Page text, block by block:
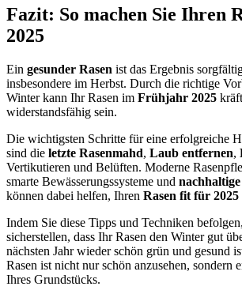
Fazit: So machen Sie Ihren
2025
Ein gesunder Rasen ist das Ergebnis
insbesondere im Herbst. Durch die richtige
Winter kann Ihr Rasen im Frühjahr 2025
widerstandsfähig sein.
Die wichtigsten Schritte für eine erfolgreiche
sind die letzte Rasenmahd, Laub entfernen,
Vertikutieren und Belüften. Moderne
smarte Bewässerungssysteme und
können dabei helfen, Ihren Rasen fit für 2025
Indem Sie diese Tipps und Techniken
sicherstellen, dass Ihr Rasen den Winter gut
nächsten Jahr wieder schön grün und gesund
Rasen ist nicht nur schön anzusehen, sondern
Ihres Grundstücks.